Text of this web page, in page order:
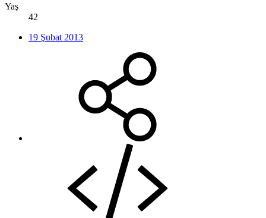
Yaş
42
19 Şubat 2013